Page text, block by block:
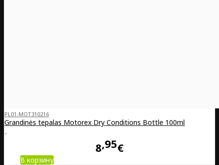
PL01-MOT310216
Grandinės tepalas Motorex Dry Conditions Bottle 100ml
..
8 95€
В корзину